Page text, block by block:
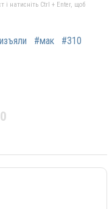
і натисніть Ctrl + Enter, щоб
#мак #310